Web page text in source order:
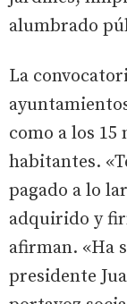
alumbrado
La
como a los 15
habitantes.
pagado a lo
adquirido y
afirman. «Ha
presidente